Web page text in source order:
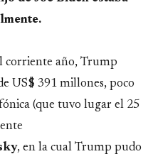
corriente año, Trump
US$ 391 millones, poco
(que tuvo lugar el 25
, en la cual Trump pudo